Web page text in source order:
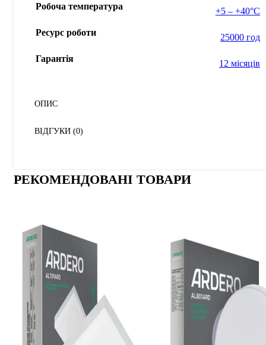
Робоча температура +5 – +40°С
Ресурс роботи 25000 год
Гарантія 12 місяців
ОПИС
ВІДГУКИ (0)
РЕКОМЕНДОВАНІ ТОВАРИ